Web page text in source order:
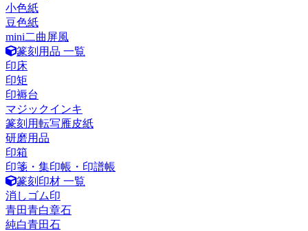
小色紙
豆色紙
mini二曲屏風
篆刻用品 一覧
印床
印矩
印褥台
マジックインキ
篆刻用転写雁皮紙
研磨用品
印箱
印箋・集印帳・印譜帳
篆刻印材 一覧
消しゴム印
青田青白章石
純白青田石